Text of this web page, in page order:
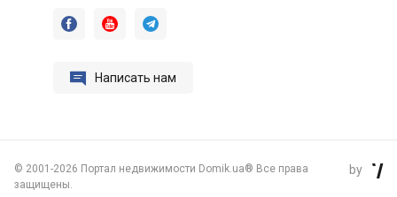
  
 Написать нам
© 2001-2026 Портал недвижимости Domik.ua® Все права
защищены.
by 